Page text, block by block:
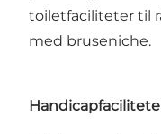
toiletfaciliteter til
med bruseniche.